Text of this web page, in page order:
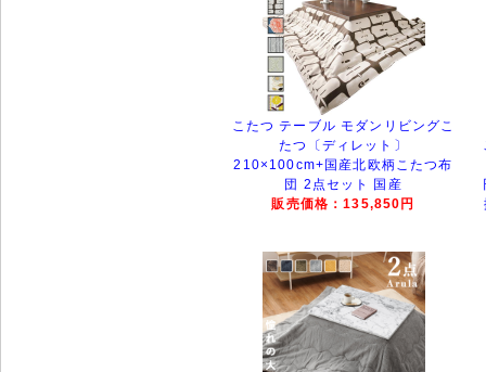
こたつ テーブル モダンリビングこ
たつ〔ディレット〕
210×100cm+国産北欧柄こたつ布
団 2点セット 国産
販売価格：135,850円